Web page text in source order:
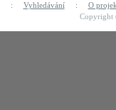
: Vyhledávání: O
Copyright